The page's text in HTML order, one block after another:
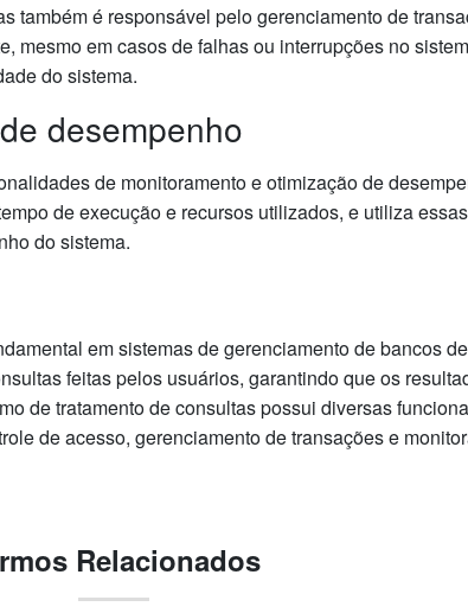
também é responsável pelo gerenciamento de
mesmo em casos de falhas ou interrupções no
do sistema.
desempenho
de monitoramento e otimização de
de execução e recursos utilizados, e utiliza
do sistema.
em sistemas de gerenciamento de bancos
feitas pelos usuários, garantindo que os
de tratamento de consultas possui diversas
de acesso, gerenciamento de transações e
Relacionados